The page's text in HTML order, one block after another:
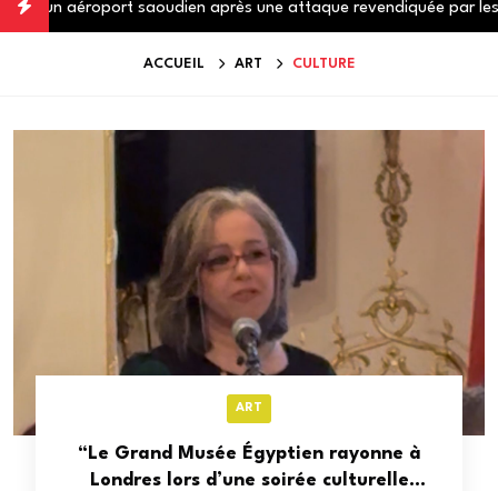
un aéroport saoudien après une attaque revendiquée par les
ACCUEIL ART CULTURE
ART
“Le Grand Musée Égyptien rayonne à
Londres lors d’une soirée culturelle